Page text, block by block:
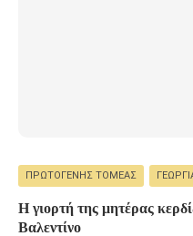
ΠΡΩΤΟΓΕΝΉΣ ΤΟΜΈΑΣ
Η γιορτή της μητέρας
Βαλεντίνο